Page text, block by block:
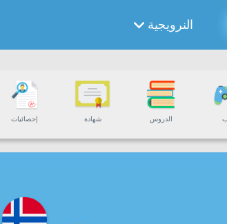
النرويجية
الدروس شهادة إحصائيات